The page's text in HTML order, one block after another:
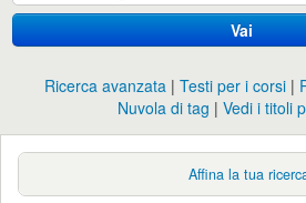
Vai
Ricerca avanzata Testi per i corsi
Nuvola di tag
Vedi i titoli
Affina la tua